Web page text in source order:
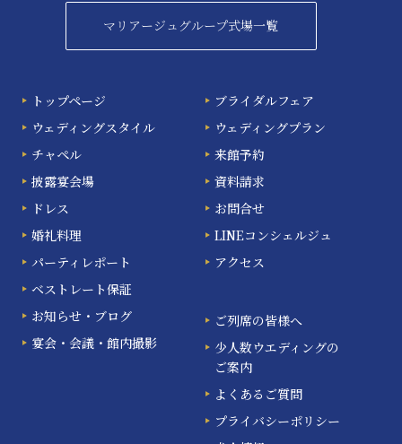
マリアージュグループ式場一覧
トップページ
ウェディングスタイル
チャペル
披露宴会場
ドレス
婚礼料理
パーティレポート
ベストレート保証
お知らせ・ブログ
宴会・会議・館内撮影
ブライダルフェア
ウェディングプラン
来館予約
資料請求
お問合せ
LINEコンシェルジュ
アクセス
ご列席の皆様へ
少人数ウエディングの
ご案内
よくあるご質問
プライバシーポリシー